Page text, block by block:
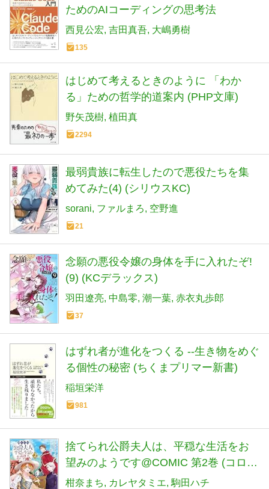
ためのAIコーディングの思考法
西見公宏 吉田真吾 大嶋勇樹
135
はじめて考えるときのように 「わか
る」ための哲学的道案内 (PHP文庫)
野矢茂樹 植田真
2294
最弱貴族に転生したので悪役たちを集
めてみた(4) (シリウスKC)
sorani ファルまろ 空野進
21
念願の悪役令嬢の身体を手に入れたぞ!
(9) (KCデラックス)
羽田遼亮 中島零 潮一葉 赤衣丸歩郎
37
はずれ者が進化をつくる --生き物をめぐ
る個性の秘密 (ちくまプリマー新書)
稲垣栄洋
981
捨てられ公爵夫人は、平穏な生活をお
望みのようです@COMIC 第2巻 (コロ
ナ・コミックス)
柑奈まち カレヤタミエ 駒田ハチ